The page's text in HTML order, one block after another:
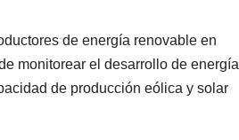
de energía renovable en
monitorear el desarrollo de energía
de producción eólica y solar